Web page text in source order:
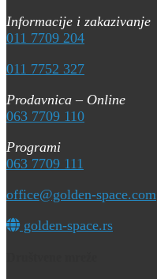
Informacije i zakazivanje
011 7709 204
011 7752 327
Prodavnica – Online
063 7709 110
Programi
063 7709 111
office@golden-space.com
golden-space.rs